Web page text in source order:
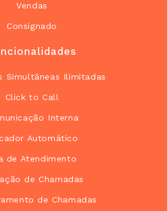
Vendas
Consignado
Simultâneas Ilimitadas
Click to Call
Interna
Automático
de Atendimento
de Chamadas
de Chamadas